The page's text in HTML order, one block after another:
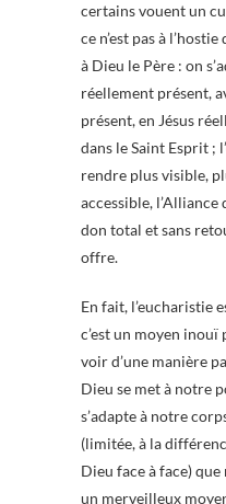
certains vouent un
ce n’est pas à
à Dieu le Père : on
réellement présent,
présent, en Jésus
dans le Saint Esprit ;
rendre plus visible,
accessible, l’Alliance
don total et sans
offre.
En fait, l’eucharistie
c’est un moyen
voir d’une manière
Dieu se met à notre
s’adapte à notre
(limitée, à la
Dieu face à face) que
un merveilleux